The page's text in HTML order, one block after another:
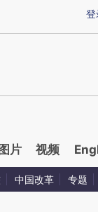
结而成，可能与原
登
图片 视频
中国改革 专题